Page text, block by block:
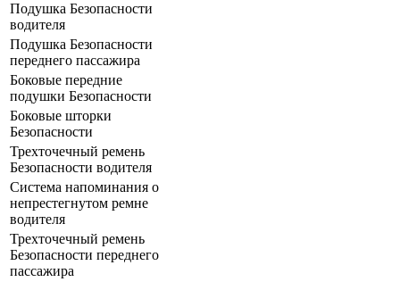
Подушка Безопасности
водителя
Подушка Безопасности
переднего пассажира
Боковые передние
подушки Безопасности
Боковые шторки
Безопасности
Трехточечный ремень
Безопасности водителя
Система напоминания о
непрестегнутом ремне
водителя
Трехточечный ремень
Безопасности переднего
пассажира